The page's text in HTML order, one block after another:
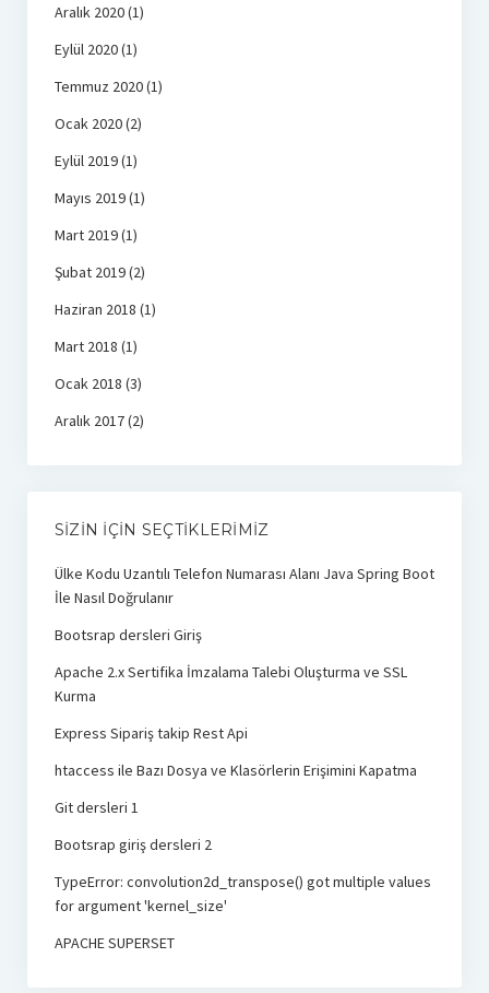
Aralık 2020(1)
Eylül 2020(1)
Temmuz 2020(1)
Ocak 2020(2)
Eylül 2019(1)
Mayıs 2019(1)
Mart 2019(1)
Şubat 2019(2)
Haziran 2018 (1)
Mart 2018 (1)
Ocak 2018 (3)
Aralık 2017(2)
SIZIN İÇIN SEÇTIKLERIMIZ
Ülke Kodu Uzantılı Telefon Numarası Alanı Java Spring Boot
İle Nasıl Doğrulanır
Bootsrap dersleri Giriş
Apache 2.x Sertifika İmzalama Talebi Oluşturma ve SSL
Kurma
Express Sipariş takip Rest Api
htaccess ile Bazı Dosya ve Klasörlerin Erişimini Kapatma
Git dersleri 1
Bootsrap giriş dersleri 2
TypeError: convolution2d_transpose() got multiple values
for argument 'kernel_size'
APACHE SUPERSET